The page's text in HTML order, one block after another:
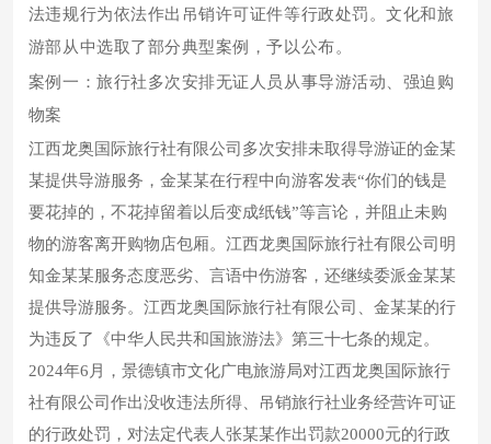
法违规行为依法作出吊销许可证件等行政处罚。文化和旅
游部从中选取了部分典型案例，予以公布。
案例一：旅行社多次安排无证人员从事导游活动、强迫购
物案
江西龙奥国际旅行社有限公司多次安排未取得导游证的金某
某提供导游服务，金某某在行程中向游客发表“你们的钱是
要花掉的，不花掉留着以后变成纸钱”等言论，并阻止未购
物的游客离开购物店包厢。江西龙奥国际旅行社有限公司明
知金某某服务态度恶劣、言语中伤游客，还继续委派金某某
提供导游服务。江西龙奥国际旅行社有限公司、金某某的行
为违反了《中华人民共和国旅游法》第三十七条的规定。
2024年6月，景德镇市文化广电旅游局对江西龙奥国际旅行
社有限公司作出没收违法所得、吊销旅行社业务经营许可证
的行政处罚，对法定代表人张某某作出罚款20000元的行政